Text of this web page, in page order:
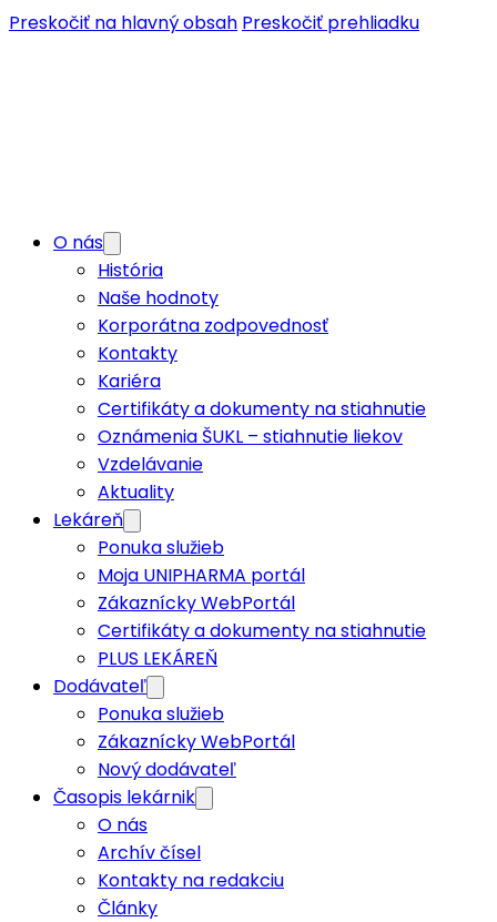
Preskočiť na hlavný obsah Preskočiť prehliadku
O nás
História
Naše hodnoty
Korporátna zodpovednosť
Kontakty
Kariéra
Certifikáty a dokumenty na stiahnutie
Oznámenia ŠUKL – stiahnutie liekov
Vzdelávanie
Aktuality
Lekáreň
Ponuka služieb
Moja UNIPHARMA portál
Zákaznícky WebPortál
Certifikáty a dokumenty na stiahnutie
PLUS LEKÁREŇ
Dodávateľ
Ponuka služieb
Zákaznícky WebPortál
Nový dodávateľ
Časopis lekárnik
O nás
Archív čísel
Kontakty na redakciu
Články